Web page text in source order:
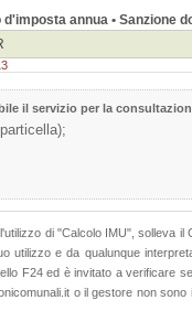
annua • Sanzione
il servizio per la
di "Calcolo IMU", solleva il
utilizzo e da qualunque
F24 ed è invitato a verificare
o il gestore non